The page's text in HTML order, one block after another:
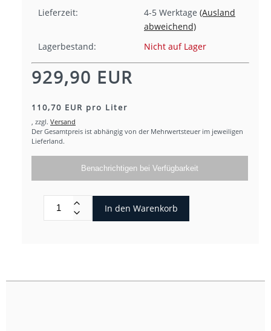
Lieferzeit: 4-5 Werktage (Ausland
abweichend)
Lagerbestand:
Nicht auf Lager
929,90 EUR
110,70 EUR pro Liter
zzgl. Versand
Der Gesamtpreis ist abhängig von der Mehrwertsteuer im jeweiligen
Lieferland.
Benachrichtigen bei Verfügbarkeit
In den Warenkorb